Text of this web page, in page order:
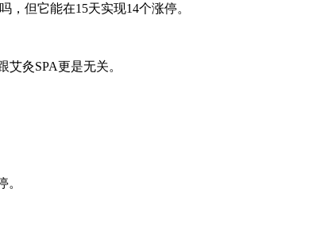
，但它能在15天实现14个涨停。
灸SPA更是无关。